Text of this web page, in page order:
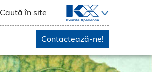
Caută în site
Contactează-ne!